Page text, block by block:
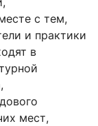
с тем,
и практики
в
мест,